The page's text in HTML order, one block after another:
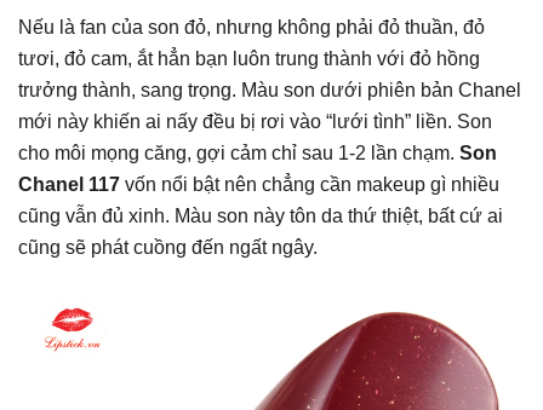
Nếu là fan của son đỏ, nhưng không phải đỏ thuần, đỏ
tươi, đỏ cam, ắt hẳn bạn luôn trung thành với đỏ hồng
trưởng thành, sang trọng. Màu son dưới phiên bản Chanel
mới này khiến ai nấy đều bị rơi vào “lưới tình” liền. Son
cho môi mọng căng, gợi cảm chỉ sau 1-2 lần chạm. Son
Chanel 117 vốn nổi bật nên chẳng cần makeup gì nhiều
cũng vẫn đủ xinh. Màu son này tôn da thứ thiệt, bất cứ ai
cũng sẽ phát cuồng đến ngất ngây.